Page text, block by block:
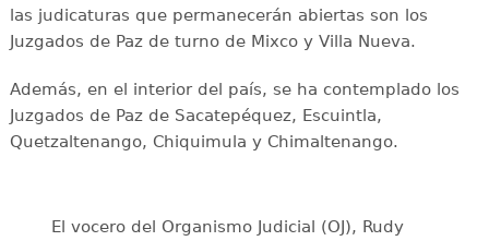
las judicaturas que permanecerán abiertas son los
Juzgados de Paz de turno de Mixco y Villa Nueva.
Además, en el interior del país, se ha contemplado los
Juzgados de Paz de Sacatepéquez, Escuintla,
Quetzaltenango, Chiquimula y Chimaltenango.
El vocero del Organismo Judicial (OJ), Rudy